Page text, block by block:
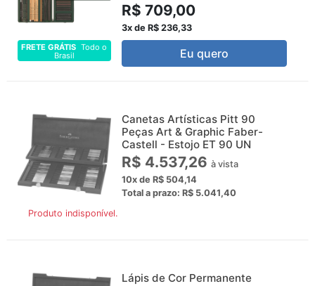
FRETE GRÁTIS Todo o
Brasil
R$ 709,00
3x de R$ 236,33
Eu quero
Canetas Artísticas Pitt 90
Peças Art & Graphic Faber-
Castell - Estojo ET 90 UN
R$ 4.537,26 à vista
10x de R$ 504,14
Total a prazo: R$ 5.041,40
Produto indisponível.
Lápis de Cor Permanente